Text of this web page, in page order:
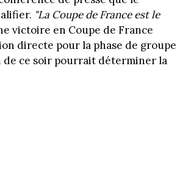
"La Coupe de France est le
victoire en Coupe de France
directe pour la phase de groupe
de ce soir pourrait déterminer la